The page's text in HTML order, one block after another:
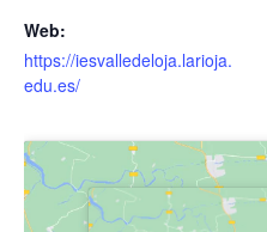
Web:
https://iesvalledeloja.larioja.
edu.es/